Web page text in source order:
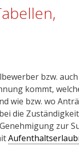
bzw. auch
kommt,
wie bzw. wo
die
zur